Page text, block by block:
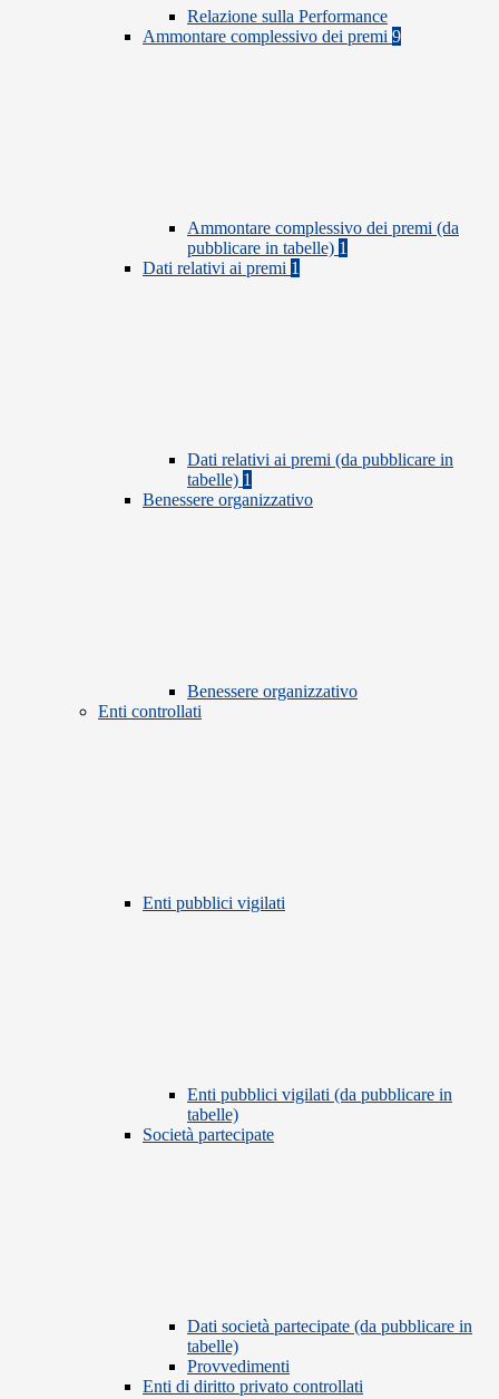
Relazione sulla Performance
Ammontare complessivo dei premi 9
Ammontare complessivo dei premi (da
pubblicare in tabelle) 1
Dati relativi ai premi 1
Dati relativi ai premi (da pubblicare in
tabelle) 1
Benessere organizzativo
Benessere organizzativo
Enti controllati
Enti pubblici vigilati
Enti pubblici vigilati (da pubblicare in
tabelle)
Società partecipate
Dati società partecipate (da pubblicare in
tabelle)
Provvedimenti
Enti di diritto privato controllati